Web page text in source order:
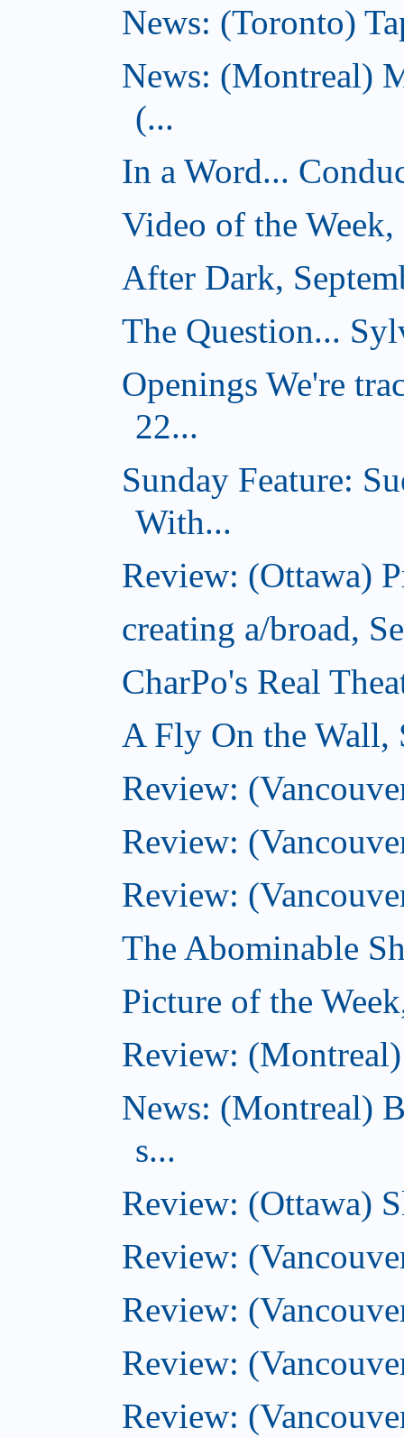
News: (Toronto)
News: (Montreal)
(...
In a Word...
Video of the
After Dark,
The Question...
Openings We're
22...
Sunday Feature:
With...
Review: (Ottawa)
creating a/broad,
CharPo's Real
A Fly On the Wall,
Review:
Review:
Review:
The Abominable
Picture of the
Review:
News: (Montreal)
s...
Review: (Ottawa)
Review:
Review:
Review:
Review: